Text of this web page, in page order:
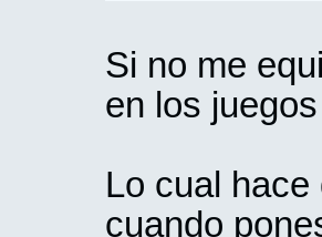
Si no me
en los
Lo cual
cuando